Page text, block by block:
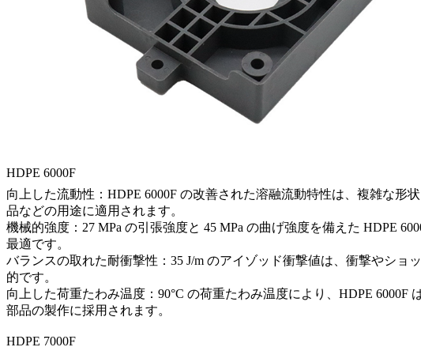
HDPE 6000F
向上した流動性：HDPE 6000F の改善された溶融流動特性は、複雑な
品などの用途に適用されます。
機械的強度：27 MPa の引張強度と 45 MPa の曲げ強度を備えた HDPE
最適です。
バランスの取れた耐衝撃性：35 J/m のアイゾッド衝撃値は、衝撃やシ
的です。
向上した荷重たわみ温度：90°C の荷重たわみ温度により、HDPE
部品の製作に採用されます。
HDPE 7000F